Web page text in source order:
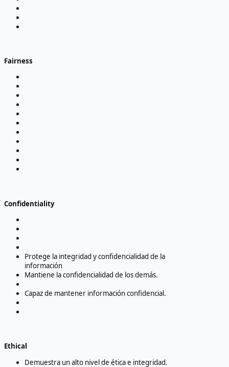
Fairness
Confidentiality
Protege la integridad y confidencialidad de la
información
Mantiene la confidencialidad de los demás.
Capaz de mantener información confidencial.
Ethical
Demuestra un alto nivel de ética e integridad.